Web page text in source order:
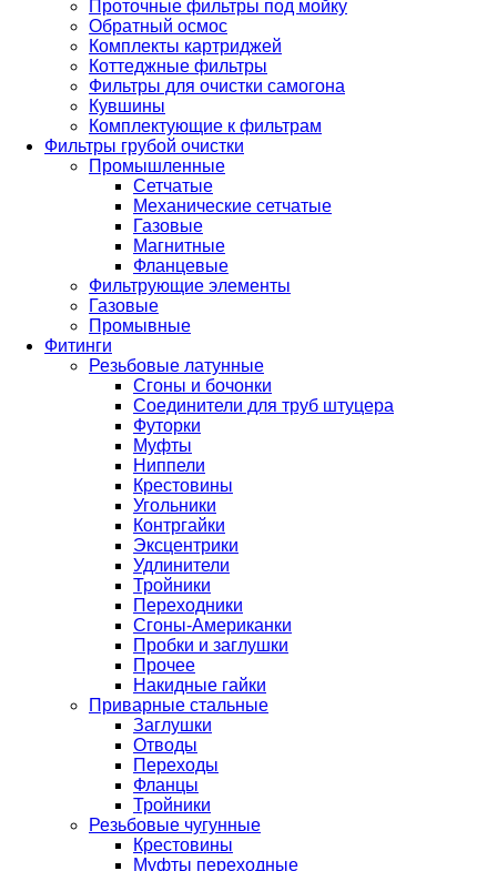
Проточные фильтры под мойку
Обратный осмос
Комплекты картриджей
Коттеджные фильтры
Фильтры для очистки самогона
Кувшины
Комплектующие к фильтрам
Фильтры грубой очистки
Промышленные
Сетчатые
Механические сетчатые
Газовые
Магнитные
Фланцевые
Фильтрующие элементы
Газовые
Промывные
Фитинги
Резьбовые латунные
Сгоны и бочонки
Соединители для труб штуцера
Футорки
Муфты
Ниппели
Крестовины
Угольники
Контргайки
Эксцентрики
Удлинители
Тройники
Переходники
Сгоны-Американки
Пробки и заглушки
Прочее
Накидные гайки
Приварные стальные
Заглушки
Отводы
Переходы
Фланцы
Тройники
Резьбовые чугунные
Крестовины
Муфты переходные